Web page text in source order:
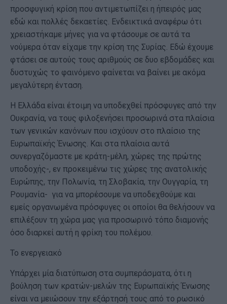
προσφυγική κρίση που αντιμετωπίζει η ήπειρός μας
εδώ και πολλές δεκαετίες. Ενδεικτικά αναφέρω ότι
χρειαστήκαμε μήνες για να φτάσουμε σε αυτά τα
νούμερα όταν είχαμε την κρίση της Συρίας. Εδώ έχουμε
φτάσει σε αυτούς τους αριθμούς σε δυο εβδομάδες και
δυστυχώς το φαινόμενο φαίνεται να βαίνει με ακόμα
μεγαλύτερη ένταση.
Η Ελλάδα είναι έτοιμη να υποδεχθεί πρόσφυγες από την
Ουκρανία, να τους φιλοξενήσει προσωρινά στα πλαίσια
των γενικών κανόνων που ισχύουν στο πλαίσιο της
Ευρωπαϊκής Ένωσης. Και στα πλαίσια αυτά
συνεργαζόμαστε με κράτη-μέλη, χώρες της πρώτης
υποδοχής-, εν προκειμένω τις χώρες της ανατολικής
Ευρώπης, την Πολωνία, τη Σλοβακία, την Ουγγαρία, τη
Ρουμανία- για να μπορέσουμε να υποδεχθούμε και
εμείς οργανωμένα πρόσφυγες οι οποίοι θα θελήσουν να
επιλέξουν τη χώρα μας για προσωρινό τόπο διαμονής
όσο διαρκεί αυτή η φρίκη του πολέμου.
Το ενεργειακό
Υπάρχει μία διατύπωση στα συμπεράσματα, ότι η
βούληση των κρατών-μελών της Ευρωπαϊκής Ένωσης
είναι να μειώσουν την εξάρτησή τους από το ρωσικό